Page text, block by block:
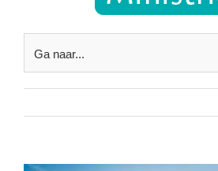
Ga naar...